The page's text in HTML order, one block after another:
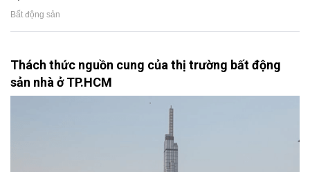
Bất động sản
Thách thức nguồn cung của thị trường bất động
sản nhà ở TP.HCM